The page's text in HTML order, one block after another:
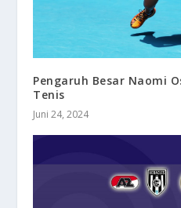
Pengaruh Besar Naomi
Tenis
Juni 24, 2024